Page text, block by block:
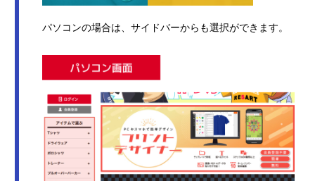
パソコンの場合は、サイドバーからも選択ができます。